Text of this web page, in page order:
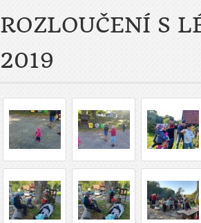
ROZLOUČENÍ S
2019